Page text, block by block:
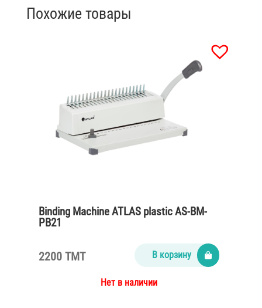
Похожие товары
Binding Machine ATLAS plastic AS-BM-
PB21
2200 TMT В корзину
Нет в наличии